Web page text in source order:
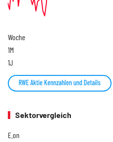
Woche
1M
1J
RWE Aktie Kennzahlen und Details
Sektorvergleich
E.on